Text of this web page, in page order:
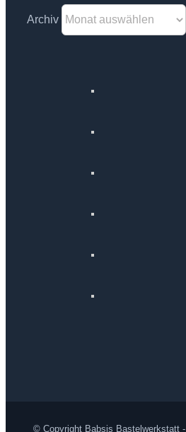
Archiv
© Copyright Babsis Bastelwerkstatt -